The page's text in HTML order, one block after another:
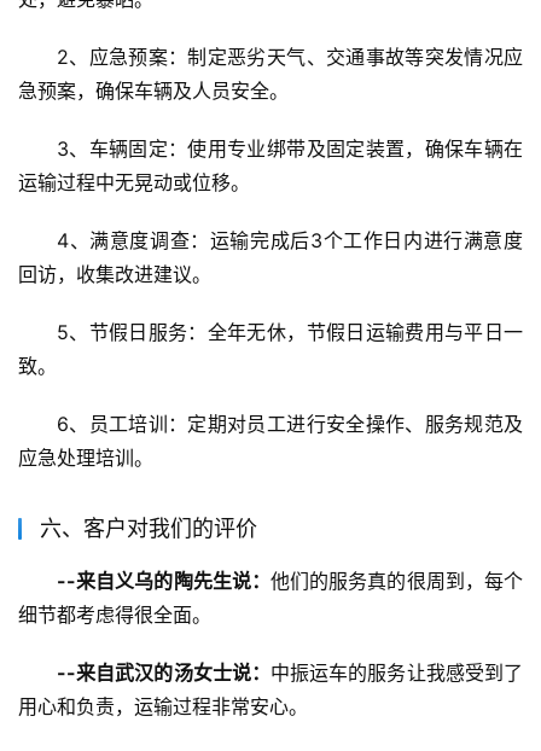
2、应急预案：制定恶劣天气、交通事故等突发情况应
急预案，确保车辆及人员安全。
3、车辆固定：使用专业绑带及固定装置，确保车辆在
运输过程中无晃动或位移。
4、满意度调查：运输完成后3个工作日内进行满意度
回访，收集改进建议。
5、节假日服务：全年无休，节假日运输费用与平日一
致。
6、员工培训：定期对员工进行安全操作、服务规范及
应急处理培训。
六、客户对我们的评价
--来自义乌的陶先生说： 他们的服务真的很周到，每个
细节都考虑得很全面。
--来自武汉的汤女士说： 中振运车的服务让我感受到了
用心和负责，运输过程非常安心。